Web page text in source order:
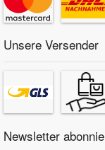
Unsere Versender
Newsletter